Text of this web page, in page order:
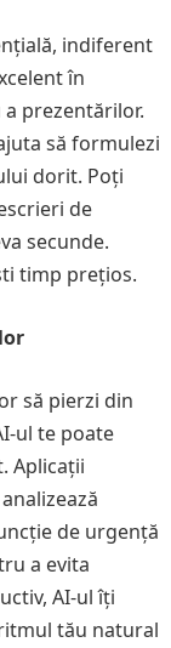
indiferent
în
prezentărilor.
să formulezi
dorit. Poți
de
secunde.
timp prețios.
să pierzi din
ul te poate
Aplicații
de urgență
a evita
AI-ul îți
tău natural